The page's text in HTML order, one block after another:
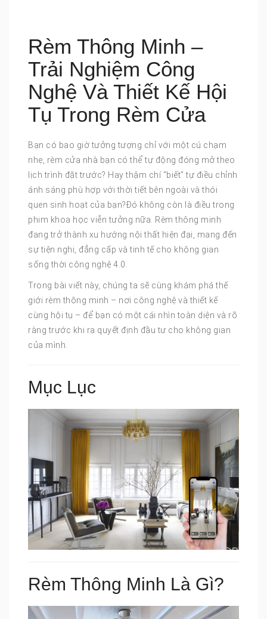
Rèm Thông Minh –
Trải Nghiệm Công
Nghệ Và Thiết Kế Hội
Tụ Trong Rèm Cửa
Bạn có bao giờ tưởng tượng chỉ với một cú chạm
nhẹ, rèm cửa nhà bạn có thể tự động đóng mở theo
lịch trình đặt trước? Hay thậm chí “biết” tự điều chỉnh
ánh sáng phù hợp với thời tiết bên ngoài và thói
quen sinh hoạt của bạn?Đó không còn là điều trong
phim khoa học viễn tưởng nữa. Rèm thông minh
đang trở thành xu hướng nội thất hiện đại, mang đến
sự tiện nghi, đẳng cấp và tinh tế cho không gian
sống thời công nghệ 4.0.
Trong bài viết này, chúng ta sẽ cùng khám phá thế
giới rèm thông minh – nơi công nghệ và thiết kế
cùng hội tụ – để bạn có một cái nhìn toàn diện và rõ
ràng trước khi ra quyết định đầu tư cho không gian
của mình.
Mục Lục
Rèm Thông Minh Là Gì?